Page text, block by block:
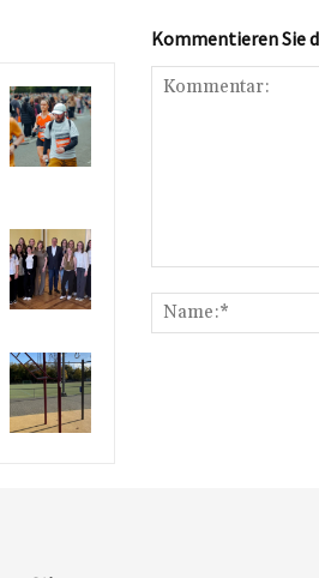
Kommentieren Sie